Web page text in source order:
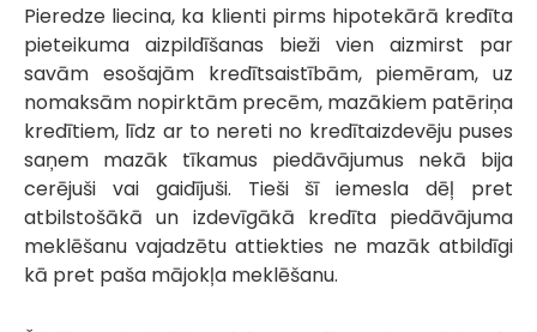
Pieredze liecina, ka klienti pirms hipotekārā kredīta
pieteikuma aizpildīšanas bieži vien aizmirst par
savām esošajām kredītsaistībām, piemēram, uz
nomaksām nopirktām precēm, mazākiem patēriņa
kredītiem, līdz ar to nereti no kredītaizdevēju puses
saņem mazāk tīkamus piedāvājumus nekā bija
cerējuši vai gaidījuši. Tieši šī iemesla dēļ pret
atbilstošākā un izdevīgākā kredīta piedāvājuma
meklēšanu vajadzētu attiekties ne mazāk atbildīgi
kā pret paša mājokļa meklēšanu.